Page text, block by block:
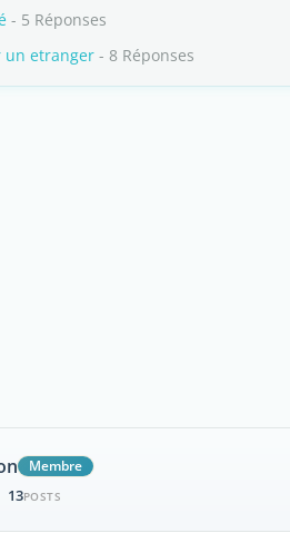
- 5 Réponses
un etranger - 8 Réponses
Membre
13POSTS